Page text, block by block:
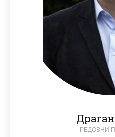
РЕДОВНИ